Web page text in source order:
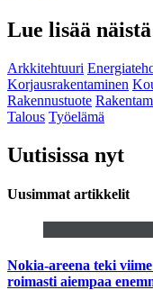
Lue lisää
Arkkitehtuuri
Korjausrakentaminen
Rakennustuote
Talous Työelämä
Uutisissa nyt
Uusimmat artikkelit
Nokia-areena teki
roimasti aiempaa